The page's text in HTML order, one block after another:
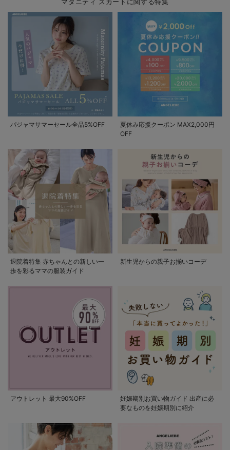
パジャマサマーセール全品5%OFF
夏休み応援クーポン MAX2,000円
OFF
退院着特集 赤ちゃんとの新しい一
歩を彩るママの服装ガイド
新生児からの親子お揃いコーデ
アウトレット 最大90%OFF
妊娠期別お買い物ガイド 出産に必
要なものを妊娠期別に紹介